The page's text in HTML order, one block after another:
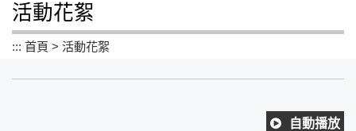
活動花絮
::: 首頁 > 活動花絮
自動播放